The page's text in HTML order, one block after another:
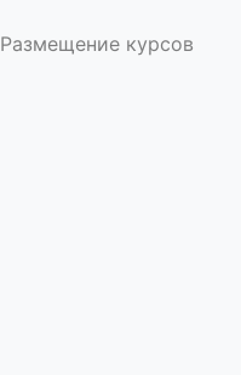
Размещение курсов